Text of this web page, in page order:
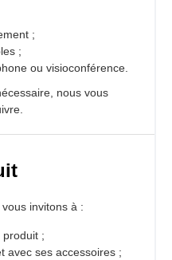
;
;
ou visioconférence.
nous vous
invitons à :
produit ;
avec ses accessoires ;